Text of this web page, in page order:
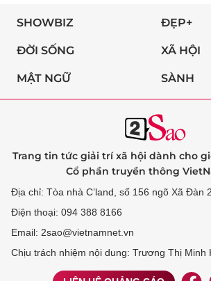
SHOWBIZ ĐẸP+
ĐỜI SỐNG XÃ HỘI
MẬT NGỮ SÀNH
Trang tin tức giải trí xã hội dành cho
Cổ phần truyền thông
Địa chỉ: Tòa nhà C’land, số 156 ngõ Xã Đàn
Điện thoại: 094 388 8166
Email: 2sao@vietnamnet.vn
Chịu trách nhiệm nội dung: Trương Thị Minh